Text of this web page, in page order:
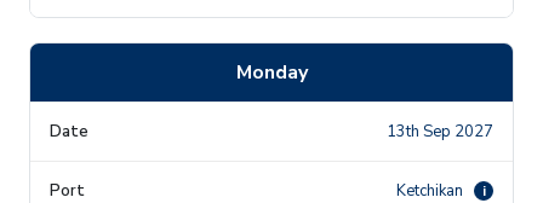
Monday
13th Sep 2027
Ketchikan i